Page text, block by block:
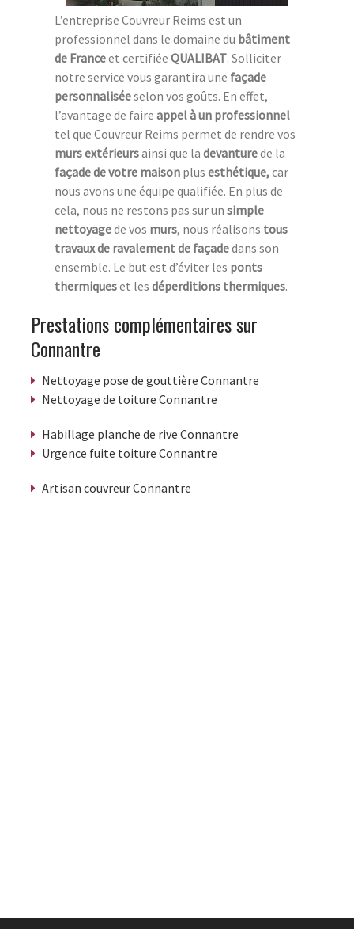
L’entreprise Couvreur Reims est un
professionnel dans le domaine du bâtiment
de Franceet certifiée QUALIBAT. Solliciter
notre service vous garantira une façade
personnaliséeselon vos goûts. En effet,
l’avantage de faire appel à un professionnel
tel que Couvreur Reims permet de rendre vos
murs extérieursainsi que la devanturede la
façade de votre maison plus esthétique,car
nous avons une équipe qualifiée. En plus de
cela, nous ne restons pas sur un simple
nettoyagede vos murs, nous réalisons tous
travaux de ravalement de façadedans son
ensemble. Le but est d’éviter les ponts
thermiqueset les déperditions thermiques.
Prestations complémentaires sur
Connantre
Nettoyage pose de gouttière Connantre
Nettoyage de toiture Connantre
Habillage planche de rive Connantre
Urgence fuite toiture Connantre
Artisan couvreur Connantre